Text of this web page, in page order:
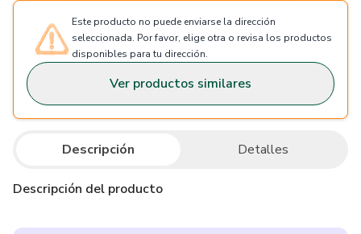
Este producto no puede enviarse la dirección
seleccionada. Por favor, elige otra o revisa los productos
disponibles para tu dirección.
Ver productos similares
Descripción Detalles
Descripción del producto